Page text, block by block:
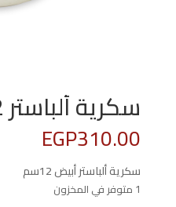
سكرية ألباستر 12سم أبيض
EGP310.00
سكرية ألباستر أبيض 12سم
1 متوفر في المخزون